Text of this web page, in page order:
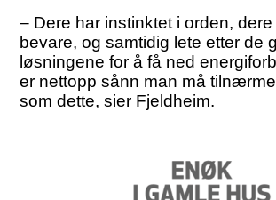
– Dere har instinktet i orden,
bevare, og samtidig lete etter de
løsningene for å få ned
er nettopp sånn man må
som dette, sier Fjeldheim.